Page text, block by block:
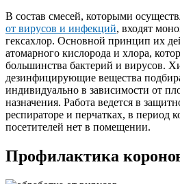
В состав смесей, которыми
от вирусов и инфекций, входят
гексахлор. Основной принцип их
атомарного кислорода и хлора,
большинства бактерий и вирусов.
дезинфицирующие вещества
индивидуально в зависимости от
назначения. Работа ведется в
респираторе и перчатках, в период
посетителей нет в помещении.
Профилактика